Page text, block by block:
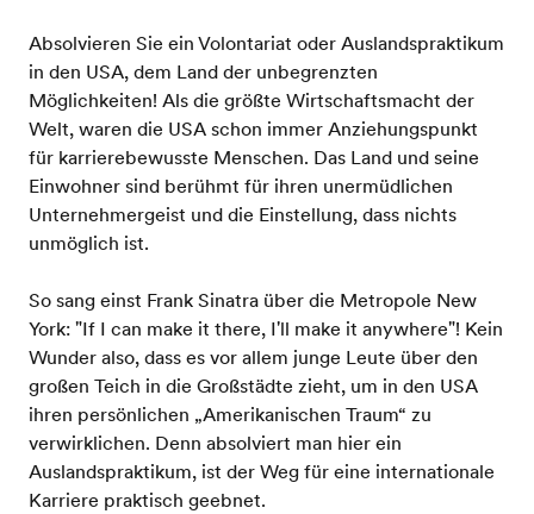
Absolvieren Sie ein Volontariat oder Auslandspraktikum
in den USA, dem Land der unbegrenzten
Möglichkeiten! Als die größte Wirtschaftsmacht der
Welt, waren die USA schon immer Anziehungspunkt
für karrierebewusste Menschen. Das Land und seine
Einwohner sind berühmt für ihren unermüdlichen
Unternehmergeist und die Einstellung, dass nichts
unmöglich ist.
So sang einst Frank Sinatra über die Metropole New
York: "If I can make it there, I'll make it anywhere"! Kein
Wunder also, dass es vor allem junge Leute über den
großen Teich in die Großstädte zieht, um in den USA
ihren persönlichen „Amerikanischen Traum“ zu
verwirklichen. Denn absolviert man hier ein
Auslandspraktikum, ist der Weg für eine internationale
Karriere praktisch geebnet.